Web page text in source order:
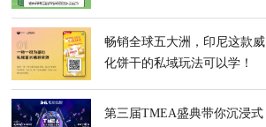
畅销全球五大洲，印尼这款威
化饼干的私域玩法可以学！
第三届TMEA盛典带你沉浸式